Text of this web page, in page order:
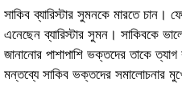
সাকিব ব্যারিস্টার সুমনকে মারতে
এনেছেন ব্যারিস্টার সুমন। সাকিবকে
জানানোর পাশাপাশি ভক্তদের তাকে
মন্তব্যে সাকিব ভক্তদের সমালোচনার